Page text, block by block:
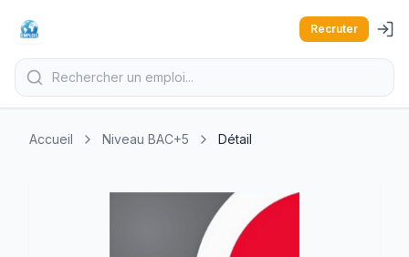
Recruter
Accueil Niveau BAC+5 Détail